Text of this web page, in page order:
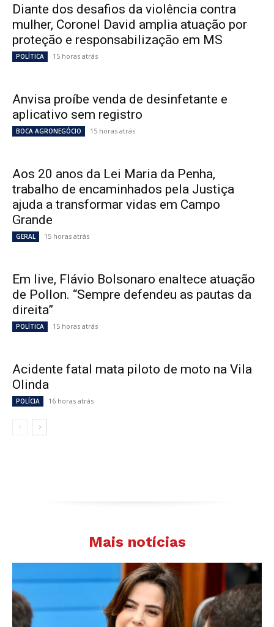
Diante dos desafios da violência contra
mulher, Coronel David amplia atuação por
proteção e responsabilização em MS
POLÍTICA 15 horas atrás
Anvisa proíbe venda de desinfetante e
aplicativo sem registro
BOCA AGRONEGÓCIO 15 horas atrás
Aos 20 anos da Lei Maria da Penha,
trabalho de encaminhados pela Justiça
ajuda a transformar vidas em Campo
Grande
GERAL 15 horas atrás
Em live, Flávio Bolsonaro enaltece atuação
de Pollon. “Sempre defendeu as pautas da
direita”
POLÍTICA 15 horas atrás
Acidente fatal mata piloto de moto na Vila
Olinda
POLÍCIA 16 horas atrás
Mais notícias